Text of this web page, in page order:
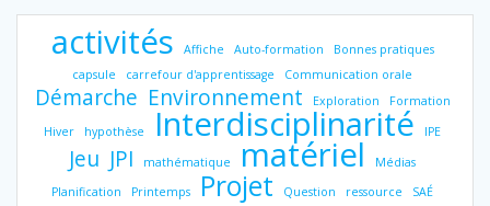
activités Affiche Auto-formation
Bonnes pratiques
capsule
carrefour d'apprentissage Communication orale
Démarche Environnement Exploration
Formation
Hiver
hypothèse Interdisciplinarité IPE
Jeu JPI mathématique matériel
Médias
Planification
Printemps Projet Question ressource
SAÉ